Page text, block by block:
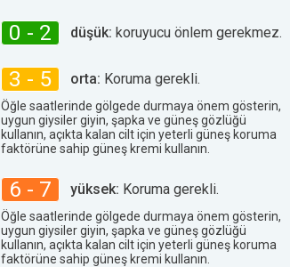
0 - 2 düşük: koruyucu önlem gerekmez.
3 - 5 orta: Koruma gerekli.
Öğle saatlerinde gölgede durmaya önem gösterin,
uygun giysiler giyin, şapka ve güneş gözlüğü
kullanın, açıkta kalan cilt için yeterli güneş koruma
faktörüne sahip güneş kremi kullanın.
6 - 7 yüksek: Koruma gerekli.
Öğle saatlerinde gölgede durmaya önem gösterin,
uygun giysiler giyin, şapka ve güneş gözlüğü
kullanın, açıkta kalan cilt için yeterli güneş koruma
faktörüne sahip güneş kremi kullanın.